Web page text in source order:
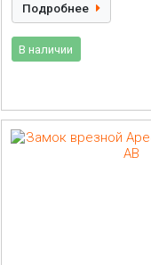
Подробнее
В наличии